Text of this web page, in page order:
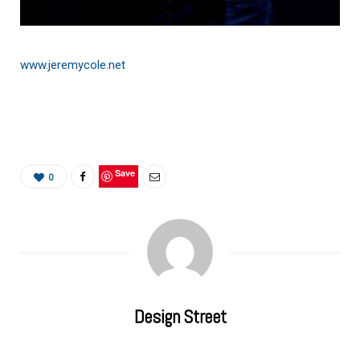
www.jeremycole.net
0 Save
Design Street